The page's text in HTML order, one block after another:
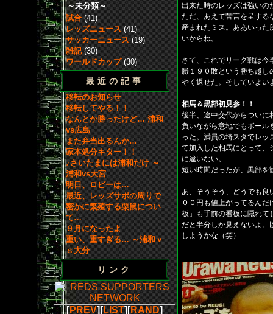
～未分類～
試合(41)
レッズニュース(41)
サッカーニュース(19)
雑記(30)
ワールドカップ(30)
最近の記事
移転のお知らせ
移転してやる！！
なんとか勝ったけど… 浦和
vs広島
また弁当出るんか…
家本処分キター！！
♪さいたまには浦和だけ ～
浦和vs大宮
明日、ロビーは…
最近、レッズサポの周りで
密かに繁殖する栗鼠につい
て…
９月になったよ
重い、重すぎる… ～浦和ｖ
ｓ大分
リンク
[PREV][LIST][RAND]
出来た時のレッズは強いの
ただ、あえて苦言を呈する
産まれたミス。ああいっ
いからね。
さて、これでリーグ戦は
勝１９０敗という勝ち越
やく返せた。そしていよい
相馬＆黒部初見参！！
後半、途中交代からついに
負いながら意地でもボー
った。満員の埼スタでレ
て加入した相馬にとって、
に違いない。
短い時間だったが、黒部を
あ、そうそう、どうでも良
００円も値上がってるん
板」も手前の看板に隠れて
だと半分しか見えないよ。
しようかな（笑）